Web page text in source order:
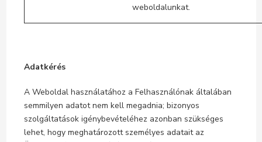
weboldalunkat.
Adatkérés
A Weboldal használatához a Felhasználónak általában
semmilyen adatot nem kell megadnia; bizonyos
szolgáltatások igénybevételéhez azonban szükséges
lehet, hogy meghatározott személyes adatait az